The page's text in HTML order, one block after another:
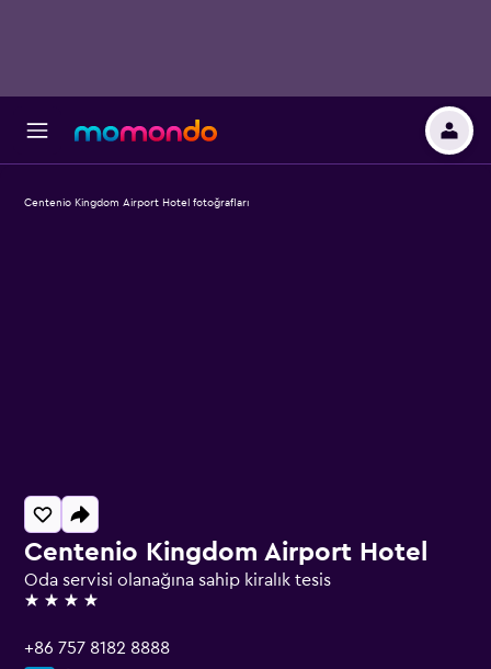
Centenio Kingdom Airport Hotel
Oda servisi olanağına sahip kiralık tesis
4 yıldız
+86 757 8182 8888
Centenio Kingdom Airport Hotel fotoğrafları